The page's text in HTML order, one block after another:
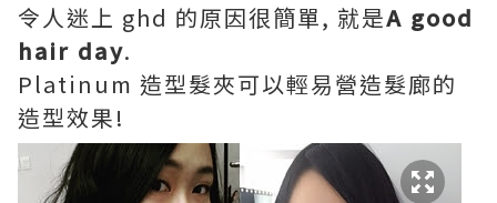
令人迷上 ghd 的原因很簡單, 就是A good
hair day.
Platinum 造型髮夾可以輕易營造髮廊的
造型效果!